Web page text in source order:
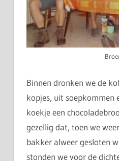
Binnen dronken we de
kopjes, uit soepkommen
koekje een
gezellig dat, toen we
bakker alweer gesloten
stonden we voor de